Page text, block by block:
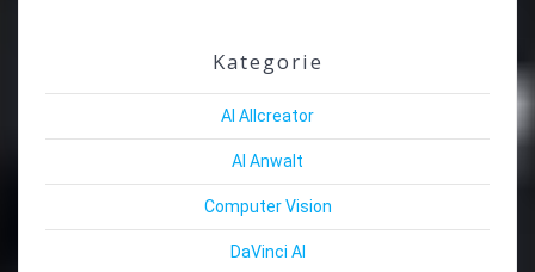
Kategorie
AI Allcreator
AI Anwalt
Computer Vision
DaVinci AI